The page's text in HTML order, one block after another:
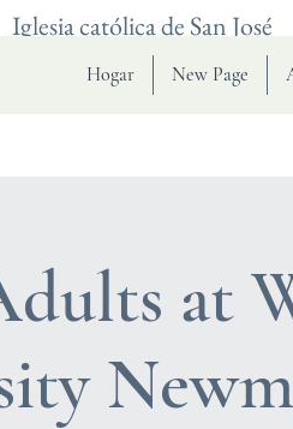
Hogar New Page
at
Iglesia católica de San José